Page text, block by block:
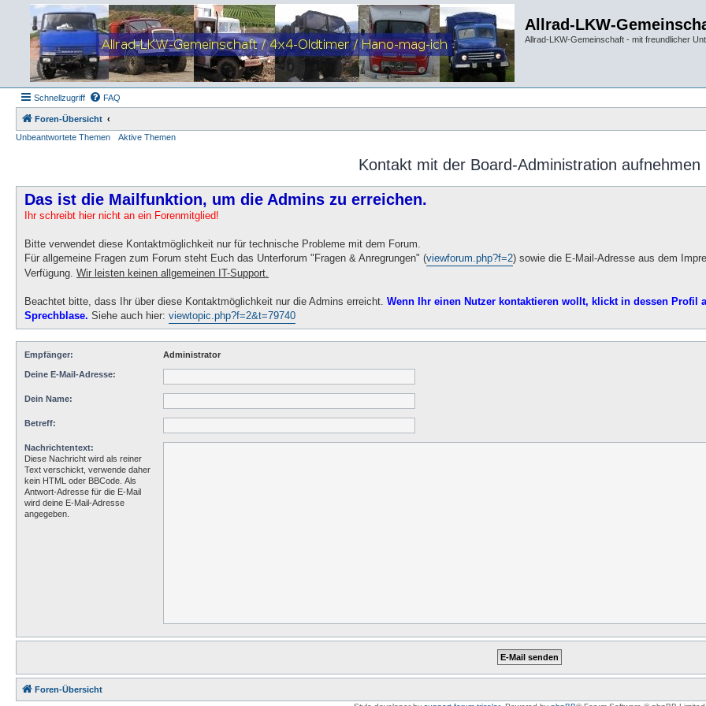
Allrad-LKW-
Allrad-LKW-Gemeinschaft - mit freundlicher
Schnellzugriff FAQ
Foren-Übersicht
Unbeantwortete Themen
Aktive Themen
Kontakt mit der Board-Administration aufnehmen
Das ist die Mailfunktion, um die Admins zu erreichen.
Ihr schreibt hier nicht an ein Forenmitglied!
Bitte verwendet diese Kontaktmöglichkeit nur für technische Probleme mit dem Forum.
Für allgemeine Fragen zum Forum steht Euch das Unterforum "Fragen & Anregrungen" (viewforum.php?f=2) sowie die E-Mail-Adresse aus dem
Verfügung. Wir leisten keinen allgemeinen IT-Support.
Beachtet bitte, dass Ihr über diese Kontaktmöglichkeit nur die Admins erreicht. Wenn Ihr einen Nutzer kontaktieren wollt, klickt in dessen Profil
Sprechblase. Siehe auch hier: viewtopic.php?f=2&t=79740
Empfänger: Administrator
Deine E-Mail-Adresse:
Dein Name:
Betreff:
Nachrichtentext:
Diese Nachricht wird als reiner
Text verschickt, verwende daher
kein HTML oder BBCode. Als
Antwort-Adresse für die E-Mail
wird deine E-Mail-Adresse
angegeben.
Foren-Übersicht